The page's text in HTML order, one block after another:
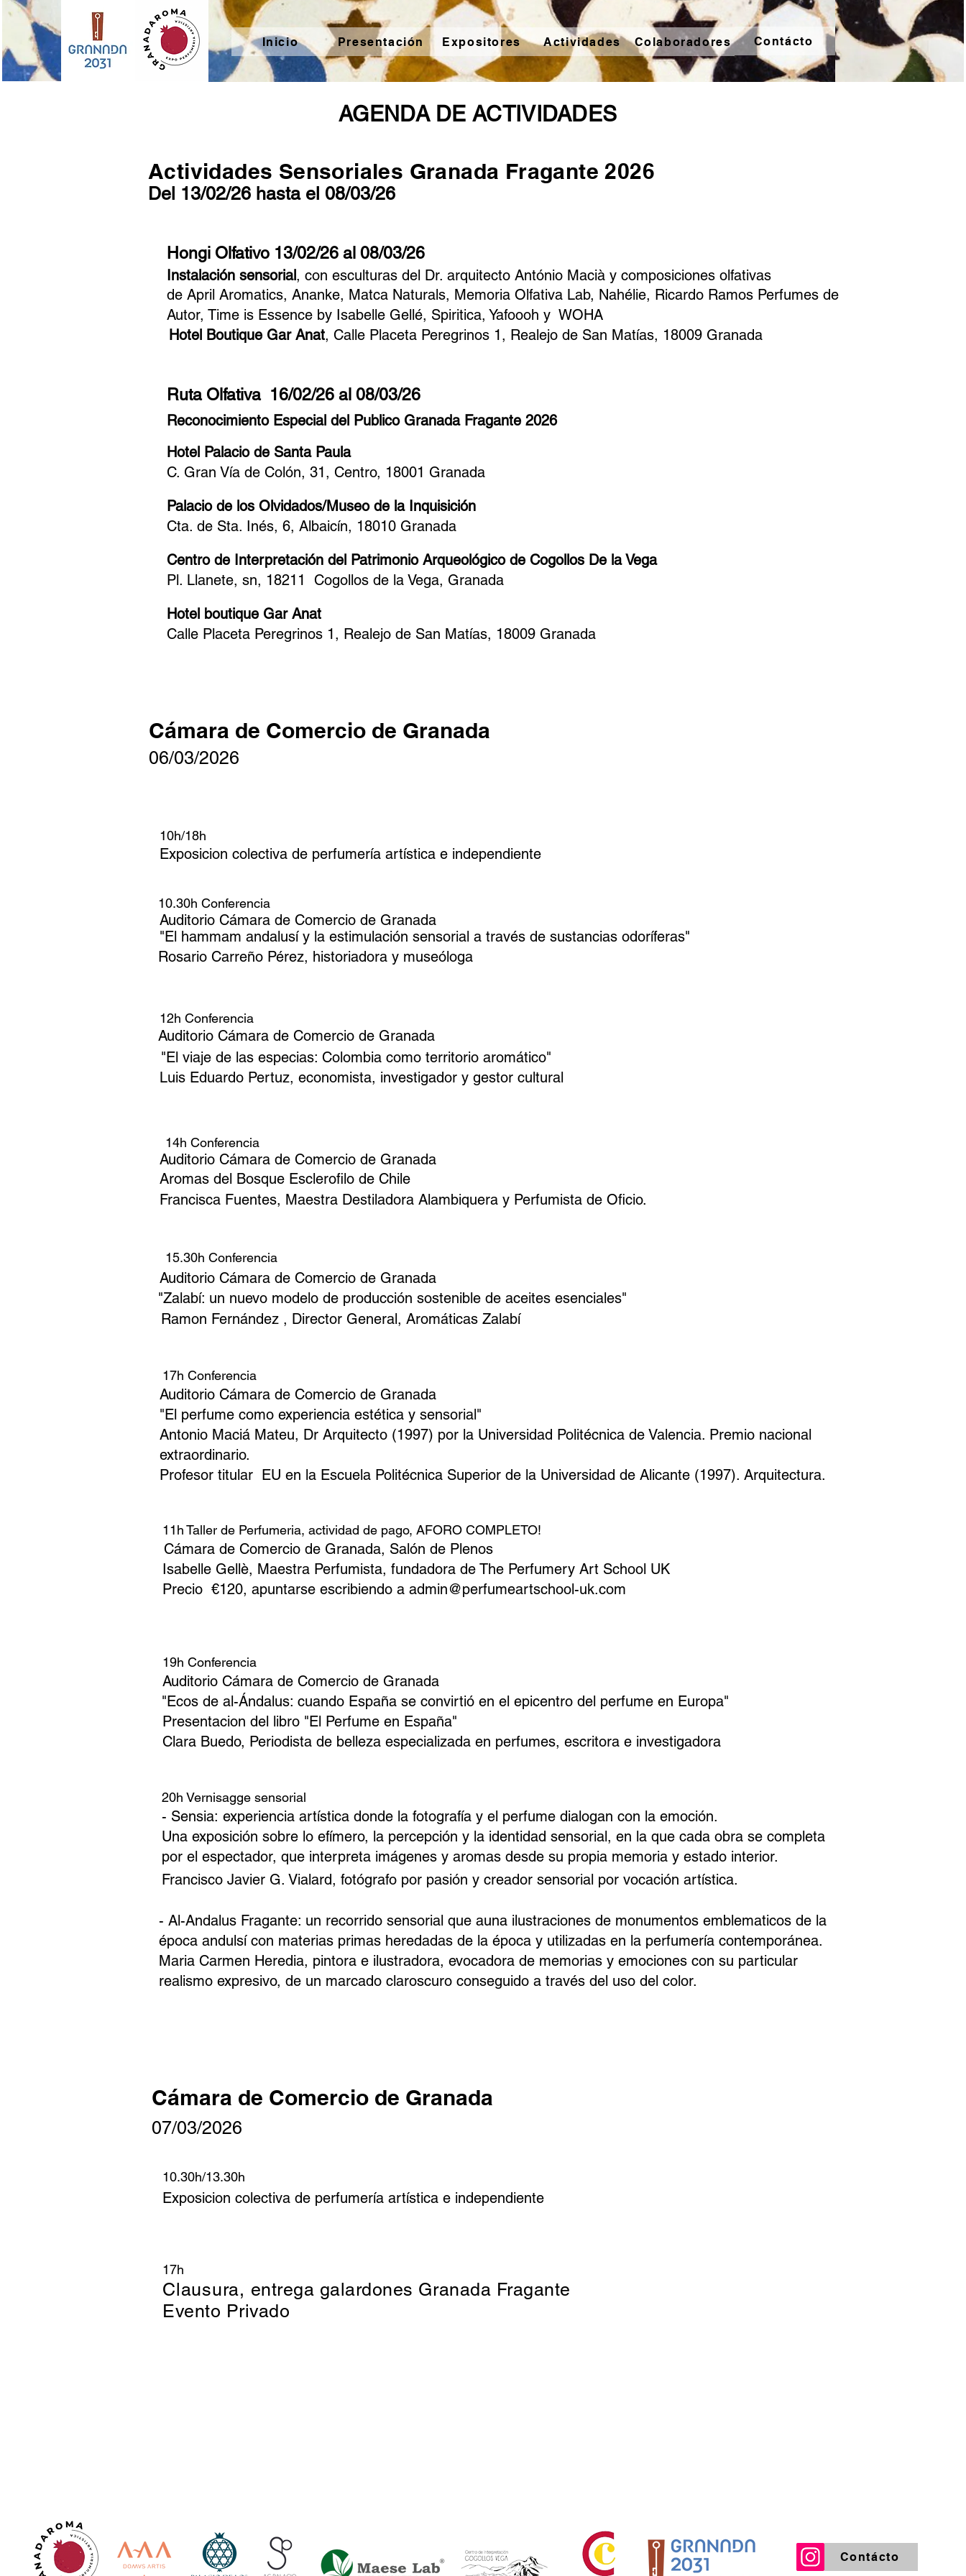
Inicio Expositores Contácto
Colaboradores
Actividades
Presentación
AGENDA DE ACTIVIDADES
de April Aromatics, Ananke, Matca Naturals, Memoria Olfativa Lab, Nahélie, Ricardo Ramos Perfumes de
Autor, Time is Essence by Isabelle Gellé, Spiritica, Yafoooh y WOHA
Instalación sensorial, con esculturas del Dr. arquitecto António Macià y composiciones olfativas
Hongi Olfativo 13/02/26 al 08/03/26
Hotel Boutique Gar Anat, Calle Placeta Peregrinos 1, Realejo de San Matías, 18009 Granada
Ruta Olfativa 16/02/26 al 08/03/26
Reconocimiento Especial del Publico Granada Fragante 2026
Hotel Palacio de Santa Paula
C. Gran Vía de Colón, 31, Centro, 18001 Granada
Palacio de los Olvidados/Museo de la Inquisición
Cta. de Sta. Inés, 6, Albaicín, 18010 Granada
Centro de Interpretación del Patrimonio Arqueológico de Cogollos De la Vega
Pl. Llanete, sn, 18211 Cogollos de la Vega, Granada
Hotel boutique Gar Anat
Calle Placeta Peregrinos 1, Realejo de San Matías, 18009 Granada
Actividades Sensoriales Granada Fragante 2026
Del 13/02/26 hasta el 08/03/26
Cámara de Comercio de Granada
06/03/2026
10h/18h
Exposicion colectiva de perfumería artística e independiente
10.30h Conferencia
Auditorio Cámara de Comercio de Granada
"El hammam andalusí y la estimulación sensorial a través de sustancias odoríferas"
Rosario Carreño Pérez, historiadora y museóloga
12h Conferencia
Auditorio Cámara de Comercio de Granada
"El viaje de las especias: Colombia como territorio aromático"
Luis Eduardo Pertuz, economista, investigador y gestor cultural
14h Conferencia
Auditorio Cámara de Comercio de Granada
Aromas del Bosque Esclerofilo de Chile
Francisca Fuentes, Maestra Destiladora Alambiquera y Perfumista de Oficio.
15.30h Conferencia
Auditorio Cámara de Comercio de Granada
"Zalabí: un nuevo modelo de producción sostenible de aceites esenciales"
Ramon Fernández , Director General, Aromáticas Zalabí
17h Conferencia
Auditorio Cámara de Comercio de Granada
"El perfume como experiencia estética y sensorial"
Antonio Maciá Mateu, Dr Arquitecto (1997) por la Universidad Politécnica de Valencia. Premio nacional
extraordinario.
Profesor titular EU en la Escuela Politécnica Superior de la Universidad de Alicante (1997). Arquitectura.
11hTaller de Perfumeria, actividad de pago, AFORO COMPLETO!
Cámara de Comercio de Granada, Salón de Plenos
Isabelle Gellè, Maestra Perfumista, fundadora de The Perfumery Art School UK
Precio €120, apuntarse escribiendo a admin@perfumeartschool-uk.com
19h Conferencia
Auditorio Cámara de Comercio de Granada
"Ecos de al-Ándalus: cuando España se convirtió en el epicentro del perfume en Europa"
Presentacion del libro "El Perfume en España"
Clara Buedo, Periodista de belleza especializada en perfumes, escritora e investigadora
20h Vernisagge sensorial
- Sensia: experiencia artística donde la fotografía y el perfume dialogan con la emoción.
Una exposición sobre lo efímero, la percepción y la identidad sensorial, en la que cada obra se completa
por el espectador, que interpreta imágenes y aromas desde su propia memoria y estado interior.
Francisco Javier G. Vialard, fotógrafo por pasión y creador sensorial por vocación artística.
- Al-Andalus Fragante: un recorrido sensorial que auna ilustraciones de monumentos emblematicos de la
época andulsí con materias primas heredadas de la época y utilizadas en la perfumería contemporánea.
Maria Carmen Heredia, pintora e ilustradora, evocadora de memorias y emociones con su particular
realismo expresivo, de un marcado claroscuro conseguido a través del uso del color.
Cámara de Comercio de Granada
07/03/2026
Exposicion colectiva de perfumería artística e independiente
10.30h/13.30h
17h
Clausura, entrega galardones Granada Fragante
Evento Privado
Contácto